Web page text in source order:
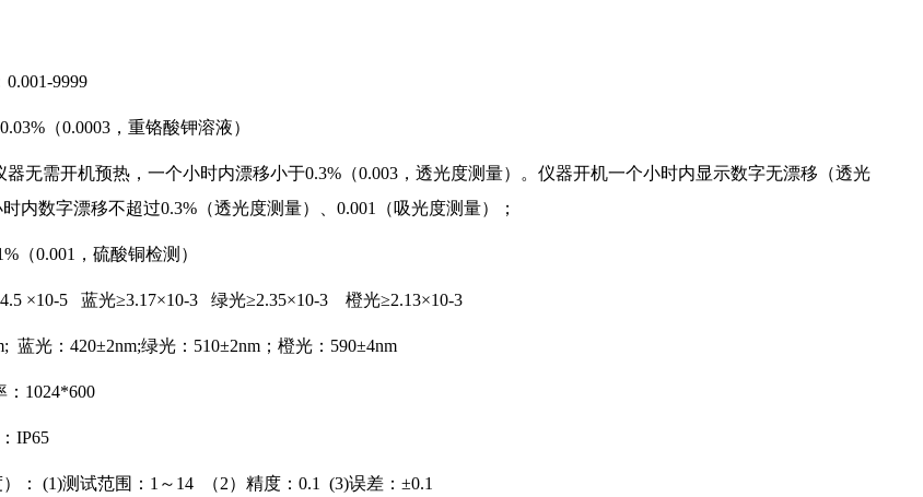
9999
（0.0003，重铬酸钾溶液）
器无需开机预热，一个小时内漂移小于0.3%（0.003，透光度测量）。仪器开机一个小时内显示数字无漂移（透光
内数字漂移不超过0.3%（透光度测量）、0.001（吸光度测量）；
（0.001，硫酸铜检测）
×10-5 蓝光≥3.17×10-3 绿光≥2.35×10-3 橙光≥2.13×10-3
蓝光：420±2nm;绿光：510±2nm；橙光：590±4nm
：1024*600
IP65
： (1)测试范围：1～14 （2）精度：0.1 (3)误差：±0.1